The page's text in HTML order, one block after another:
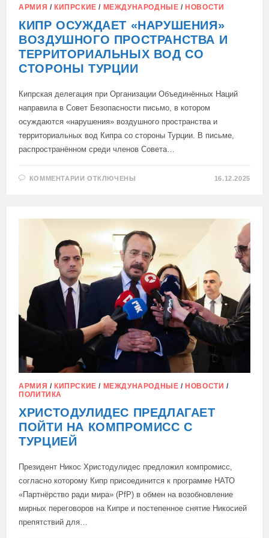
АРМИЯ / КИПРСКИЕ / МЕЖДУНАРОДНЫЕ / НОВОСТИ
КИПР ОСУЖДАЕТ «НАРУШЕНИЯ»
ВОЗДУШНОГО ПРОСТРАНСТВА И
ТЕРРИТОРИАЛЬНЫХ ВОД СО
СТОРОНЫ ТУРЦИИ
Кипрская делегация при Организации Объединённых Наций
направила в Совет Безопасности письмо, в котором
осуждаются «нарушения» воздушного пространства и
территориальных вод Кипра со стороны Турции. В письме,
распространённом среди членов Совета…
КОММЕНТАРИИ К
ВОЗДУШНОГО
ТЕРРИТОРИАЛЬНЫХ
СО
СТОРОНЫ
ТУРЦИИ
ОТКЛЮЧЕНЫ 16.12.2025
АРМИЯ / КИПРСКИЕ / МЕЖДУНАРОДНЫЕ / НОВОСТИ /
ПОЛИТИКА
ХРИСТОДУЛИДЕС ПРЕДЛАГАЕТ
ПОЙТИ НА КОМПРОМИСС С
ТУРЦИЕЙ
Президент Никос Христодулидес предложил компромисс,
согласно которому Кипр присоединится к программе НАТО
«Партнёрство ради мира» (PfP) в обмен на возобновление
мирных переговоров на Кипре и постепенное снятие Никосией
препятствий для…